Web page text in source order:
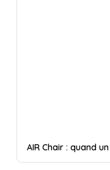
AIR Chair : quand